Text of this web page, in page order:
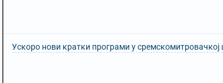
Ускоро нови кратки програми у сремскомитровачкој